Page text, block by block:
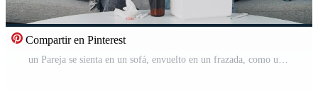
Compartir en Pinterest
un Pareja se sienta en un sofá, envuelto en un frazada, como uno compañero da el otro medicamento. el calentar y acogedor atmósfera Destacar su apoyo relación durante un frío día. Vídeo Pro